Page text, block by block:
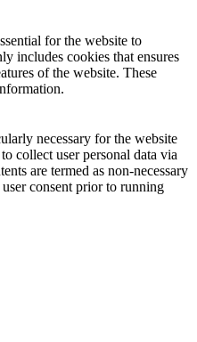
for the website to
includes cookies that ensures
of the website. These
necessary for the website
collect user personal data via
are termed as non-necessary
consent prior to running